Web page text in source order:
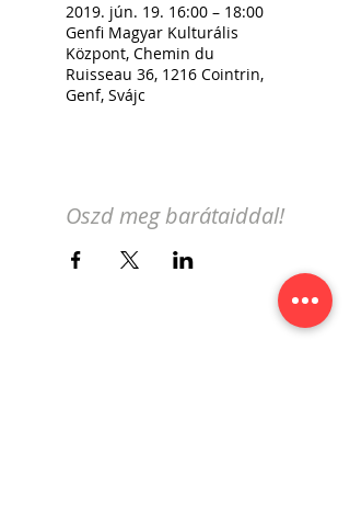
2019. jún. 19. 16:00 – 18:00
Genfi Magyar Kulturális
Központ, Chemin du
Ruisseau 36, 1216 Cointrin,
Genf, Svájc
Oszd meg barátaiddal!